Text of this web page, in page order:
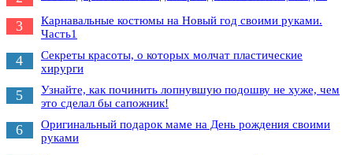
3
Карнавальные костюмы на Новый год своими руками.
Часть1
4
Секреты красоты, о которых молчат пластические
хирурги
5
Узнайте, как починить лопнувшую подошву не хуже, чем
это сделал бы сапожник!
6
Оригинальный подарок маме на День рождения своими
руками